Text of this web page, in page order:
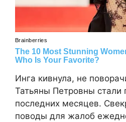
Инга кивнула, не
Татьяны Петровны
последних месяцев.
поводы для жалоб